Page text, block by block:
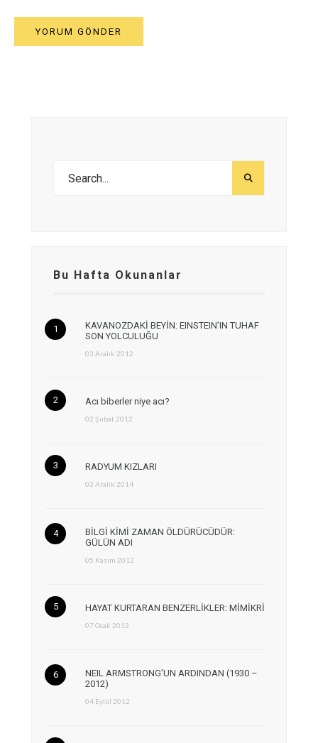
Bu Hafta Okunanlar
KAVANOZDAKİ BEYİN: EINSTEIN’IN TUHAF
SON YOLCULUĞU
03 Aralık 2012
Acı biberler niye acı?
02 Şubat 2012
RADYUM KIZLARI
03 Aralık 2014
BİLGİ KİMİ ZAMAN ÖLDÜRÜCÜDÜR:
GÜLÜN ADI
05 Kasım 2012
HAYAT KURTARAN BENZERLİKLER: MİMİKRİ
07 Ocak 2013
NEIL ARMSTRONG’UN ARDINDAN (1930 –
2012)
04 Eylül 2012